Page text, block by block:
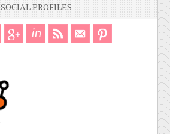
SOCIAL PROFILES